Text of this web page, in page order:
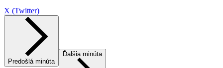
X (Twitter)
Predošlá minúta
Ďalšia minúta